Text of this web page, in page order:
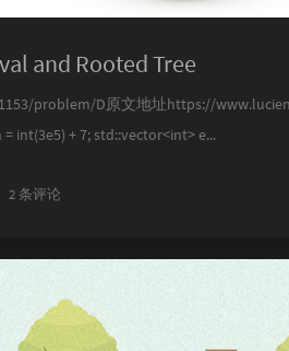
and Rooted Tree
problem/D原文地址https://
int(3e5) + 7; std::vector<int> e...
2 条评论